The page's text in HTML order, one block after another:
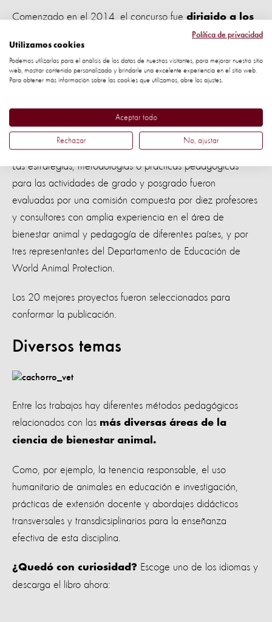
Comenzado en el 2014, el concurso fue dirigido a los
docentes de las facultades de Ciencias Animales
biología y Agronomía) de toda Latinoamérica, y liderado
por World Animal Protection con el apoyo de la Asociación
Federación Panamericana de Facultades y escuelas de
Ciencias Veterinarias (Copevet).
Las estrategias, metodologías o prácticas pedagógicas
para las actividades de grado y posgrado fueron
evaluadas por una comisión compuesta por diez profesores
y consultores con amplia experiencia en el área de
bienestar animal y pedagogía de diferentes países, y por
tres representantes del Departamento de Educación de
World Animal Protection.
Los 20 mejores proyectos fueron seleccionados para
conformar la publicación.
Diversos temas
Entre los trabajos hay diferentes métodos pedagógicos
relacionados con las más diversas áreas de la
ciencia de bienestar animal.
Como, por ejemplo, la tenencia responsable, el uso
humanitario de animales en educación e investigación,
prácticas de extensión docente y abordajes didácticos
transversales y transdicsiplinarios para la enseñanza
efectiva de esta disciplina.
¿Quedó con curiosidad? Escoge uno de los idiomas y
descarga el libro ahora:
Política de privacidad
Utilizamos cookies
Podemos utilizarlas para el análisis de los datos de nuestros visitantes, para mejorar nuestro sitio
web, mostrar contenido personalizado y brindarle una excelente experiencia en el sitio web.
Para obtener más información sobre las cookies que utilizamos, abre los ajustes.
Aceptar todo
Rechazar No, ajustar